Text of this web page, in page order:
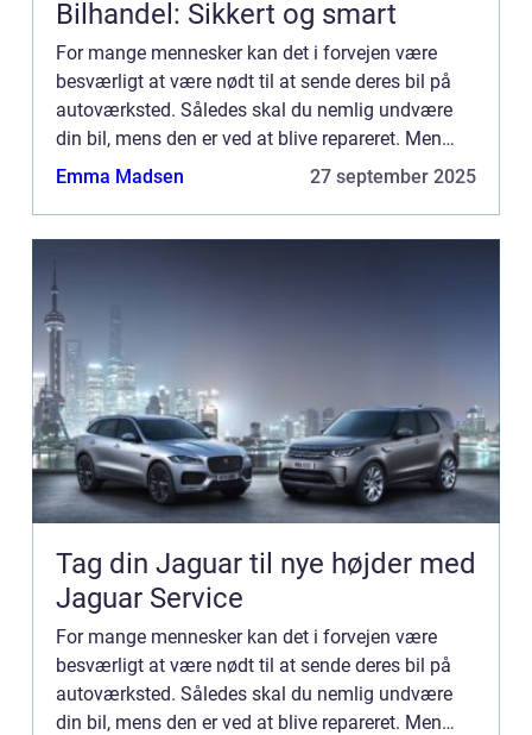
Bilhandel: Sikkert og smart
For mange mennesker kan det i forvejen være
besværligt at være nødt til at sende deres bil på
autoværksted. Således skal du nemlig undvære
din bil, mens den er ved at blive repareret. Men
hvis det er b...
Emma Madsen 27 september 2025
Tag din Jaguar til nye højder med
Jaguar Service
For mange mennesker kan det i forvejen være
besværligt at være nødt til at sende deres bil på
autoværksted. Således skal du nemlig undvære
din bil, mens den er ved at blive repareret. Men